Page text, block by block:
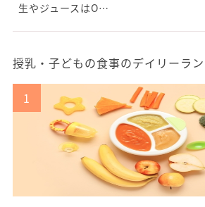
生やジュースはO…
授乳・子どもの食事のデイリーラ